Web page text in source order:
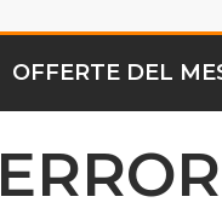
OFFERTE DEL